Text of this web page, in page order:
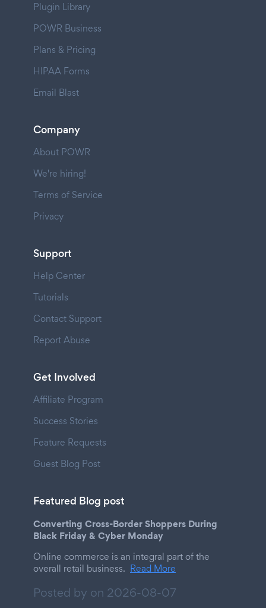
Plugin Library
POWR Business
Plans & Pricing
HIPAA Forms
Email Blast
Company
About POWR
We're hiring!
Terms of Service
Privacy
Support
Help Center
Tutorials
Contact Support
Report Abuse
Get Involved
Affiliate Program
Success Stories
Feature Requests
Guest Blog Post
Featured Blog post
Converting Cross-Border Shoppers During
Black Friday & Cyber Monday
Online commerce is an integral part of the
overall retail business. Read More
Posted by on 2026-08-07